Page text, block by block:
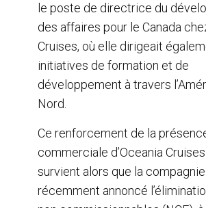
le poste de directrice du
des affaires pour le Canada
Cruises, où elle dirigeait
initiatives de formation et de
développement à travers
Nord.
Ce renforcement de la
commerciale d’Oceania
survient alors que la
récemment annoncé